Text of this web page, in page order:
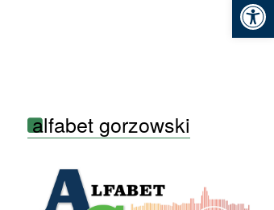
alfabet gorzowski